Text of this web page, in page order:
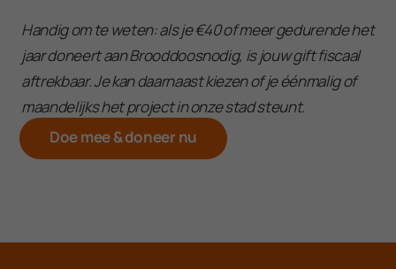
Handig om te weten: als je €40 of meer gedurende het
jaar doneert aan Brooddoosnodig, is jouw gift fiscaal
aftrekbaar. Je kan daarnaast kiezen of je éénmalig of
maandelijks het project in onze stad steunt.
Doe mee & doneer nu